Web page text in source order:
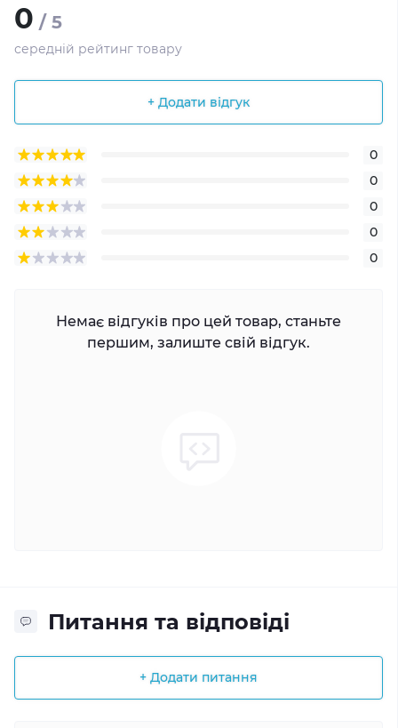
0 / 5
середній рейтинг товару
+ Додати відгук
0
0
0
0
0
Немає відгуків про цей товар, станьте
першим, залиште свій відгук.
Питання та відповіді
+ Додати питання